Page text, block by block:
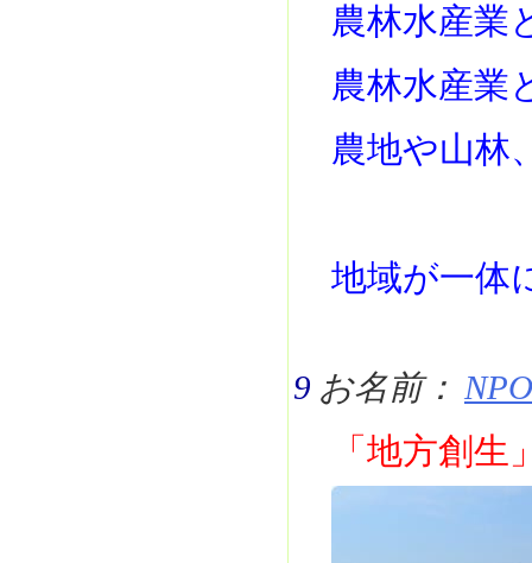
農林水産業
農林水産業
農地や山林
地域が一体
9 お名前：
「地方創